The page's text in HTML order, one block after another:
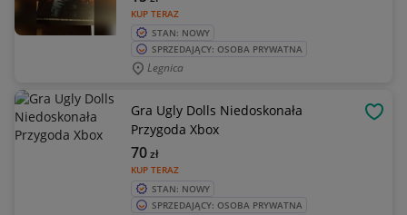
KUP TERAZ
STAN: NOWY
SPRZEDAJĄCY: OSOBA PRYWATNA
Legnica
Gra Ugly Dolls Niedoskonała
Przygoda Xbox
KUP TERAZ
70zł
STAN: NOWY
SPRZEDAJĄCY: OSOBA PRYWATNA